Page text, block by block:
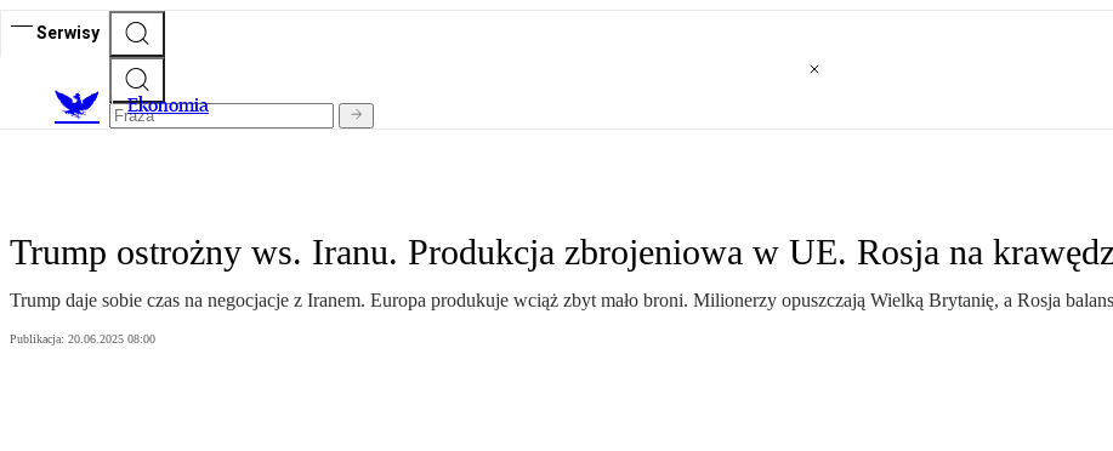
Serwisy
Ekonomia
Trump ostrożny ws. Iranu. Produkcja zbrojeniowa w UE. Rosja na
Trump daje sobie czas na negocjacje z Iranem. Europa produkuje wciąż zbyt mało broni. Milionerzy opuszczają Wielką Brytanię, a Rosja
Publikacja: 20.06.2025 08:00